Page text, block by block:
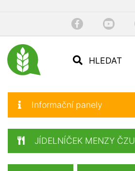
HLEDAT
Informační panely
JÍDELNÍČEK MENZY ČZU